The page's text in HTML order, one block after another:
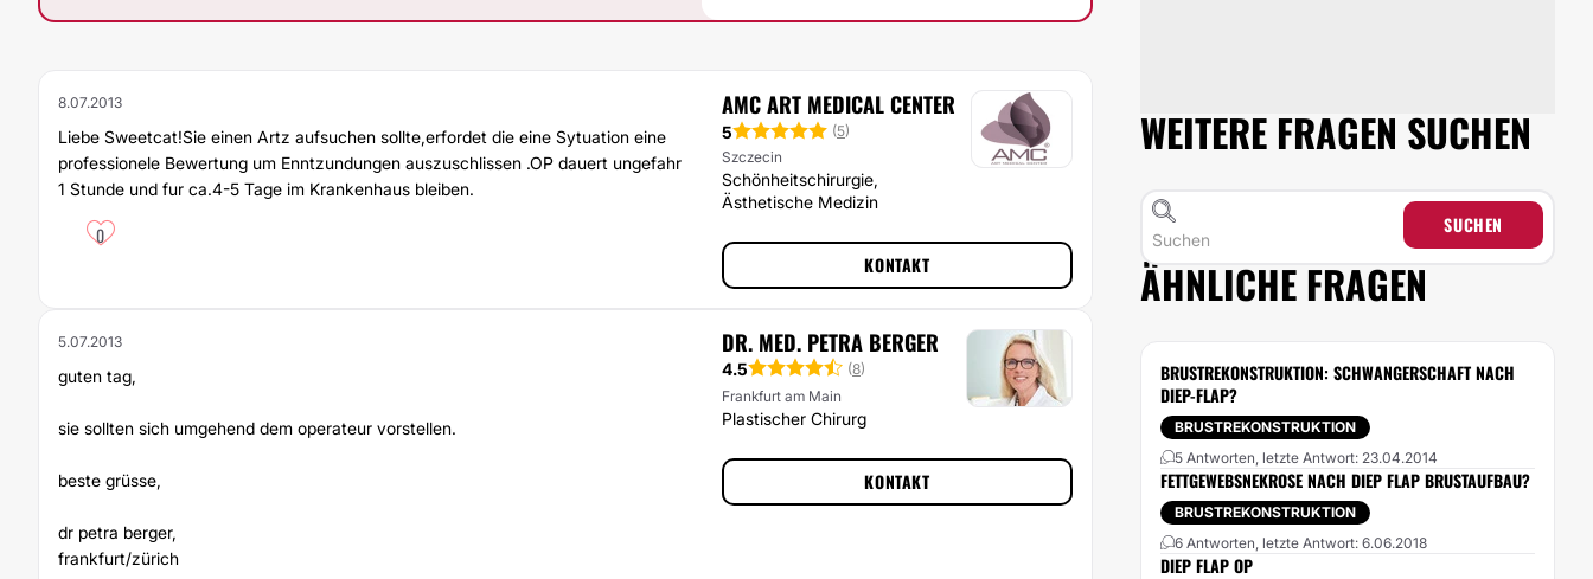
8.07.2013
Liebe Sweetcat!Sie einen Artz aufsuchen sollte,erfordet die eine Sytuation eine
professionele Bewertung um Enntzundungen auszuschlissen .OP dauert ungefahr
1 Stunde und fur ca.4-5 Tage im Krankenhaus bleiben.
0
AMC ART MEDICAL CENTER
5 (5)
Szczecin
Schönheitschirurgie,
Ästhetische Medizin
KONTAKT
5.07.2013
guten tag,
sie sollten sich umgehend dem operateur vorstellen.
beste grüsse,
dr petra berger,
frankfurt/zürich
DR. MED. PETRA BERGER
4.5 (8)
Frankfurt am Main
Plastischer Chirurg
KONTAKT
WEITERE FRAGEN SUCHEN
SUCHEN
ÄHNLICHE FRAGEN
BRUSTREKONSTRUKTION: SCHWANGERSCHAFT NACH
DIEP-FLAP?
BRUSTREKONSTRUKTION
5 Antworten, letzte Antwort: 23.04.2014
FETTGEWEBSNEKROSE NACH DIEP FLAP BRUSTAUFBAU?
BRUSTREKONSTRUKTION
6 Antworten, letzte Antwort: 6.06.2018
DIEP FLAP OP